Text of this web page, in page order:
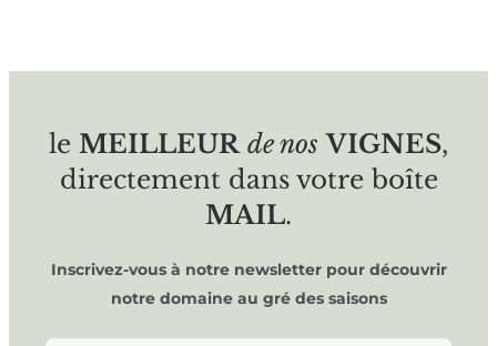
le MEILLEUR de nos VIGNES,
directement dans votre boîte
MAIL.
Inscrivez-vous à notre newsletter pour découvrir
notre domaine au gré des saisons